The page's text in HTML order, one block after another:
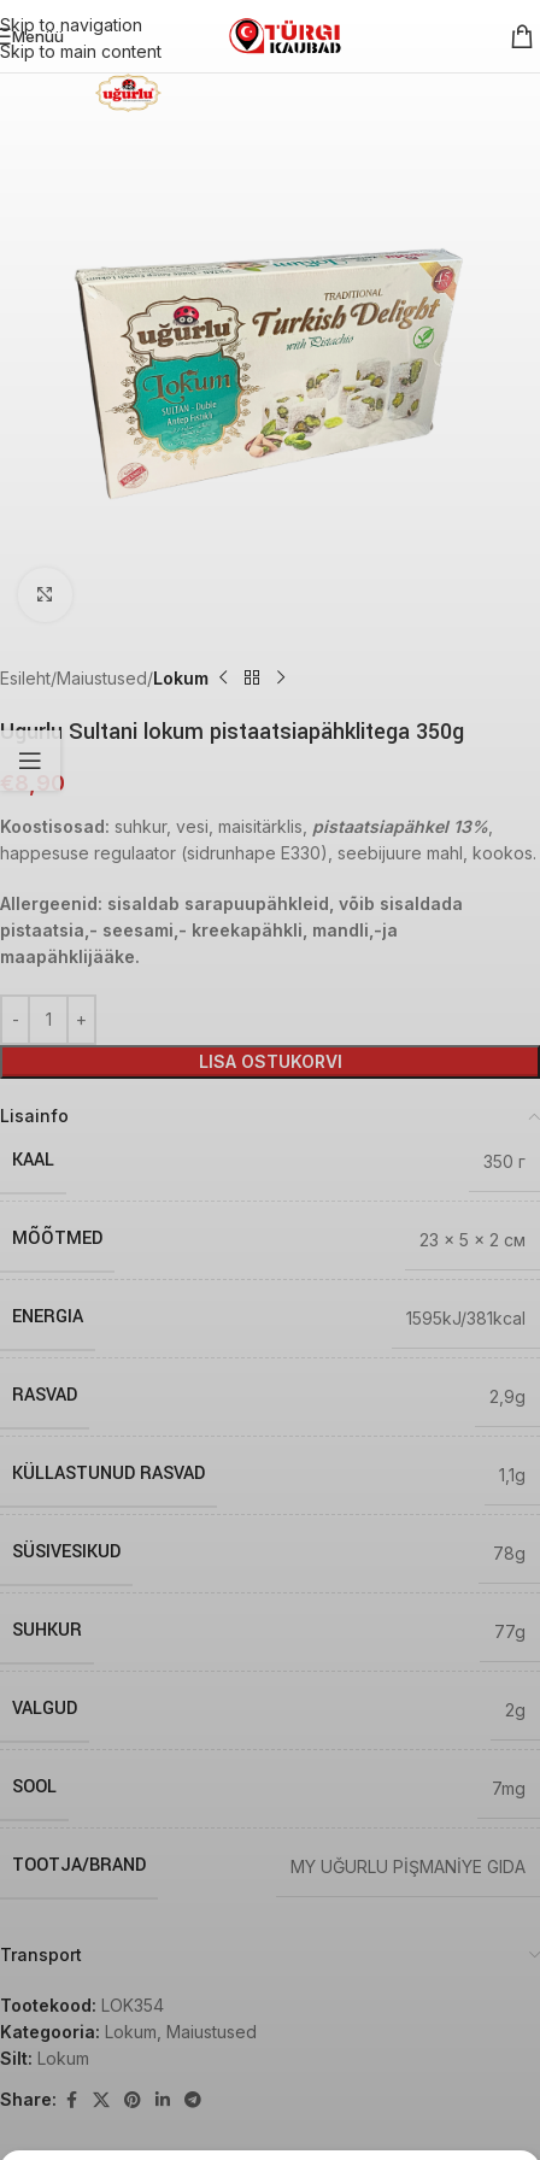
Skip to navigation
Skip to main content
Menüü
Esileht Maiustused Lokum
Ugurlu Sultani lokum pistaatsiapähklitega 350g
8,90
Koostisosad: suhkur, vesi, maisitärklis, pistaatsiapähkel 13%
happesuse regulaator (sidrunhape E330), seebijuure mahl, kookos.
Allergeenid: sisaldab sarapuupähkleid, võib sisaldada
pistaatsia,- seesami,- kreekapähkli, mandli,-ja
maapähklijääke.
LISA OSTUKORVI
Lisainfo
KAAL 350 г
MÕÕTMED 23 × 5 × 2 см
ENERGIA 1595kJ/381kcal
RASVAD 2,9g
KÜLLASTUNUD RASVAD 1,1g
SÜSIVESIKUD 78g
SUHKUR 77g
VALGUD 2g
SOOL 7mg
TOOTJA/BRAND MY UĞURLU PİŞMANİYE GIDA
Transport
Tootekood: LOK354
Kategooria: Lokum Maiustused
Silt: Lokum
Share: